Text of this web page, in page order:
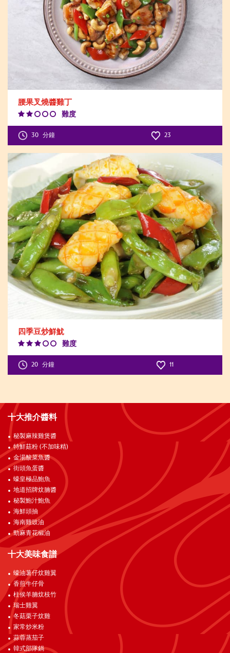
腰果叉燒醬雞丁
難度
30 分鐘 23
四季豆炒鮮魷
難度
20 分鐘 11
十大推介醬料
秘製麻辣雞煲醬
特鮮菇粉 (不加味精)
金湯酸菜魚醬
街頭魚蛋醬
蠔皇極品鮑魚
地道招牌炆腩醬
秘製鮑汁鮑魚
海鮮頭抽
海南雞豉油
勁麻青花椒油
十大美味食譜
蠔油薯仔炆雞翼
香煎牛仔骨
柱侯羊腩炆枝竹
瑞士雞翼
冬菇栗子炆雞
家常炒米粉
蒜蓉蒸茄子
韓式部隊鍋